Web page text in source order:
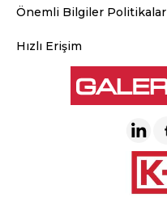
Önemli Bilgiler Politikalar
Hızlı Erişim